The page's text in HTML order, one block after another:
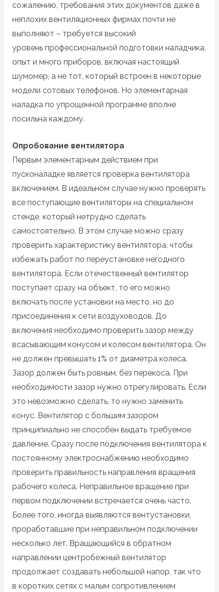
сожалению, требования этих документов даже в
неплохих вентиляционных фирмах почти не
выполняют – требуется высокий
уровень профессиональной подготовки наладчика,
опыт и много приборов, включая настоящий
шумомер, а не тот, который встроен в некоторые
модели сотовых телефонов. Но элементарная
наладка по упрощенной программе вполне
посильна каждому.
Опробование вентилятора
Первым элементарным действием при
пусконаладке является проверка вентилятора
включением. В идеальном случае нужно проверять
все поступающие вентиляторы на специальном
стенде, который нетрудно сделать
самостоятельно. В этом случае можно сразу
проверить характеристику вентилятора, чтобы
избежать работ по переустановке негодного
вентилятора. Если отечественный вентилятор
поступает сразу на объект, то его можно
включать после установки на место, но до
присоединения к сети воздуховодов. До
включения необходимо проверить зазор между
всасывающим конусом и колесом вентилятора. Он
не должен превышать 1% от диаметра колеса.
Зазор должен быть ровным, без перекоса. При
необходимости зазор нужно отрегулировать. Если
это невозможно сделать, то нужно заменить
конус. Вентилятор с большим зазором
принципиально не способен выдать требуемое
давление. Сразу после подключения вентилятора к
постоянному электроснабжению необходимо
проверить правильность направления вращения
рабочего колеса. Неправильное вращение при
первом подключении встречается очень часто.
Более того, иногда выявляются вентустановки,
проработавшие при неправильном подключении
несколько лет. Вращающийся в обратном
направлении центробежный вентилятор
продолжает создавать небольшой напор, так что
в коротких сетях с малым сопротивлением